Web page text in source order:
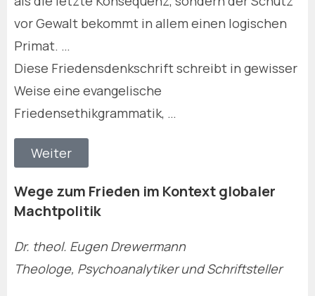
vor Gewalt bekommt in allem einen logischen
Primat. …
Diese Friedensdenkschrift schreibt in gewisser
Weise eine evangelische
Friedensethikgrammatik, …
Weiter
Wege zum Frieden im Kontext globaler
Machtpolitik
Dr. theol. Eugen Drewermann
Theologe, Psychoanalytiker und Schriftsteller